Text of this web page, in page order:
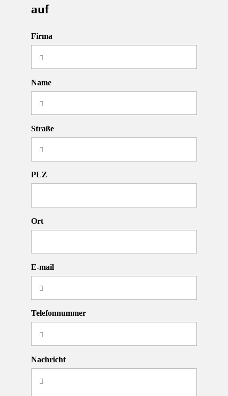
auf
Firma
Name
Straße
PLZ
Ort
E-mail
Telefonnummer
Nachricht